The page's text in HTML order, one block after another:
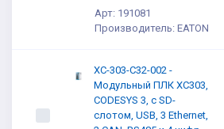
Арт: 191081
Производитель: EATON
XC-303-C32-002 -
Модульный ПЛК XC303,
CODESYS 3, с SD-
слотом, USB, 3 Ethernet,